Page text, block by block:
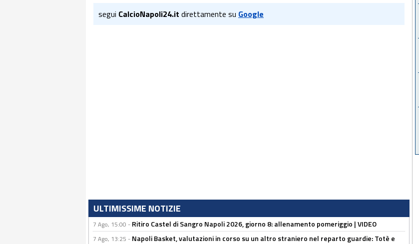
segui CalcioNapoli24.it direttamente su Google
ULTIMISSIME NOTIZIE
7 Ago, 15:00 - Ritiro Castel di Sangro Napoli 2026, giorno 8: allenamento pomeriggio | VIDEO
7 Ago, 13:25 - Napoli Basket, valutazioni in corso su un altro straniero nel reparto guardie: Totè e